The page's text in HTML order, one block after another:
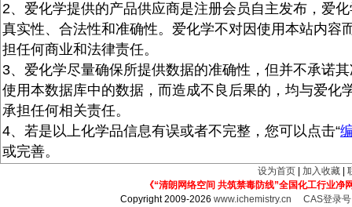
2、爱化学提供的产品供应商是注册会员自主发布，爱
真实性、合法性和准确性。爱化学不对因使用本站内容
担任何商业和法律责任。
3、爱化学尽量确保所提供数据的准确性，但并不承诺
使用本数据库中的数据，而造成不良后果的，均与爱化
承担任何相关责任。
4、若是以上化学品信息有误或者不完整，您可以点击“
或完善。
设为首页 加入收藏
《“清朗网络空间 共筑禁毒防线”全国化工行业净
Copyright 2009-2026www.ichemistry.cn
CAS登录